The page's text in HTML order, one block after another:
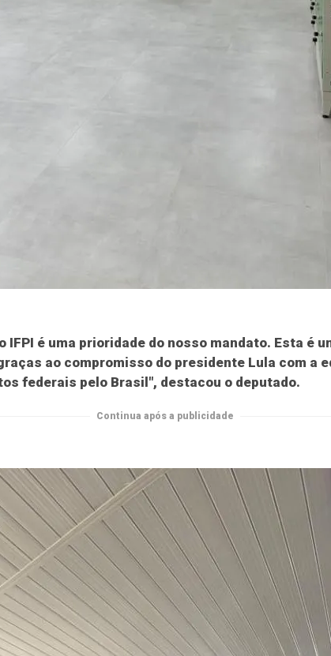
IFPI é uma prioridade do nosso mandato. Esta é
ao compromisso do presidente Lula com a
federais pelo Brasil", destacou o deputado.
Continua após a publicidade